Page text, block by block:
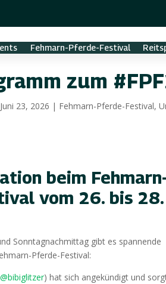
Fehmarn-Pferde-Festival
zum
Juni 23, 2026 | Fehmarn-Pferde-Festival,
beim
vom 26. bis 28.
Sonntagnachmittag gibt es spannende
Pferde-Festival:
@bibiglitzer) hat sich angekündigt und